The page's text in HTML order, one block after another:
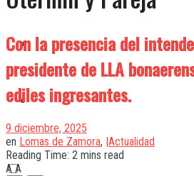
Quilmes
Varela
Con la presencia del
presidente de LLA
ediles ingresantes.
9 diciembre, 2025
en Lomas de Zamora, |Actualidad
Reading Time: 2 mins read
A A